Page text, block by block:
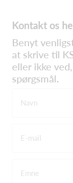
Kontakt os
Benyt
at skrive til
eller ikke
spørgsmål.
Navn
E-mail
Emne